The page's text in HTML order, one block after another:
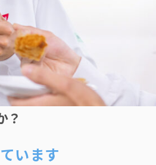
？
います